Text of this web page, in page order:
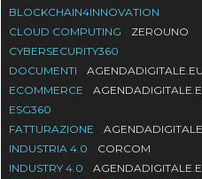
BLOCKCHAIN4INNOVATION
CLOUD COMPUTING
ZEROUNO
CYBERSECURITY360
DOCUMENTI
AGENDADIGITALE.EU
ECOMMERCE
ESG360
FATTURAZIONE
INDUSTRIA 4.0
CORCOM
INDUSTRY 4.0